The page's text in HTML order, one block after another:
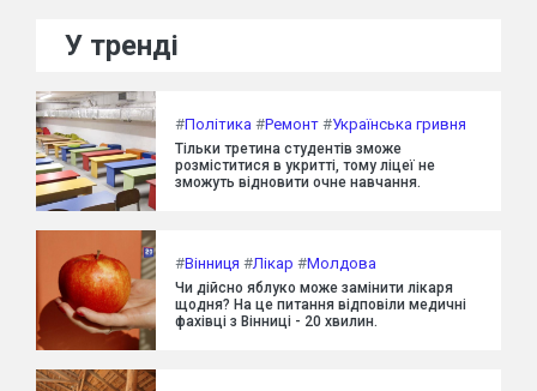
У тренді
#Політика #Ремонт #Українська гривня
Тільки третина студентів зможе
розміститися в укритті, тому ліцеї не
зможуть відновити очне навчання.
#Вінниця #Лікар #Молдова
Чи дійсно яблуко може замінити лікаря
щодня? На це питання відповіли медичні
фахівці з Вінниці - 20 хвилин.